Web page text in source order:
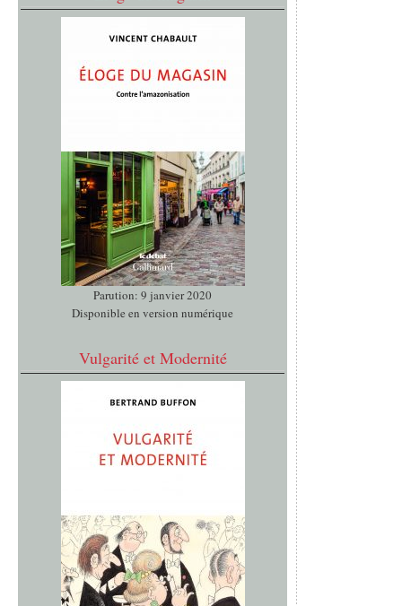
Parution: 9 janvier 2020
Disponible en version numérique
Vulgarité et Modernité